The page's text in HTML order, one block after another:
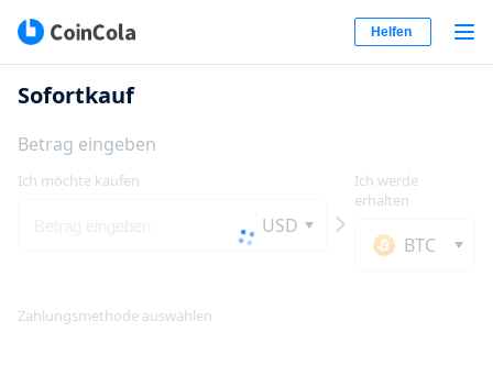
Helfen
Sofortkauf
Betrag eingeben
Ich möchte kaufen
USD
Ich werde
erhalten
BTC
Zahlungsmethode auswählen